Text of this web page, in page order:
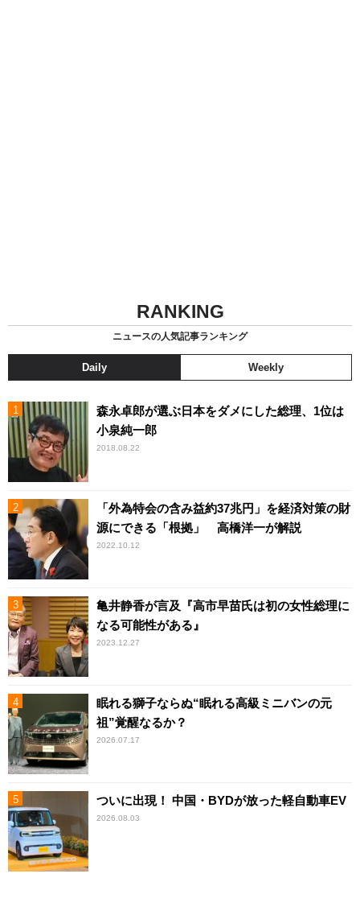
RANKING
ニュースの人気記事ランキング
Daily Weekly
森永卓郎が選ぶ日本をダメにした総理、1位は
小泉純一郎
2018.08.22
「外為特会の含み益約37兆円」を経済対策の財
源にできる「根拠」 高橋洋一が解説
2022.10.12
亀井静香が言及『高市早苗氏は初の女性総理に
なる可能性がある』
2023.12.27
眠れる獅子ならぬ“眠れる高級ミニバンの元
祖”覚醒なるか？
2026.07.17
ついに出現！ 中国・BYDが放った軽自動車EV
2026.08.03